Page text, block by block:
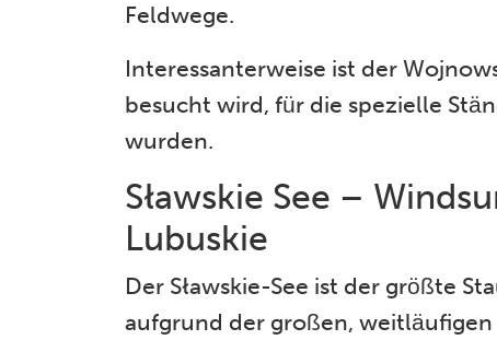
Feldwege.
Interessanterweise ist der
besucht wird, für die spezielle
wurden.
Sławskie See –
Lubuskie
Der Sławskie-See ist der größte
aufgrund der großen,